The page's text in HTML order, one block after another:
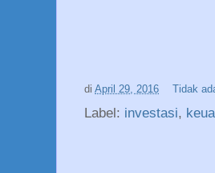
di April 29, 2016 Tidak
Label: investasi,